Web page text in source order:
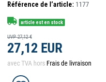
Référence de l’article: 1177
article est en stock
UVP 27,12 €
27,12 EUR
avec TVA hors Frais de livraison